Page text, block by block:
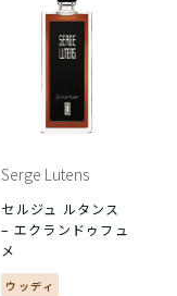
Serge Lutens
セルジュ ルタンス
– エクランドゥフュ
メ
ウッディ